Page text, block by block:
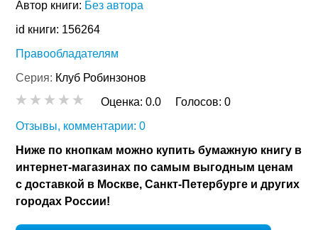
Автор книги: Без автора
id книги: 156264
Правообладателям
Серия: Клуб Робинзонов
Оценка:0.0 Голосов:0
Отзывы, комментарии: 0
Ниже по кнопкам можно купить бумажную книгу в
интернет-магазинах по самым выгодным ценам
с доставкой в Москве, Санкт-Петербурге и других
городах России!